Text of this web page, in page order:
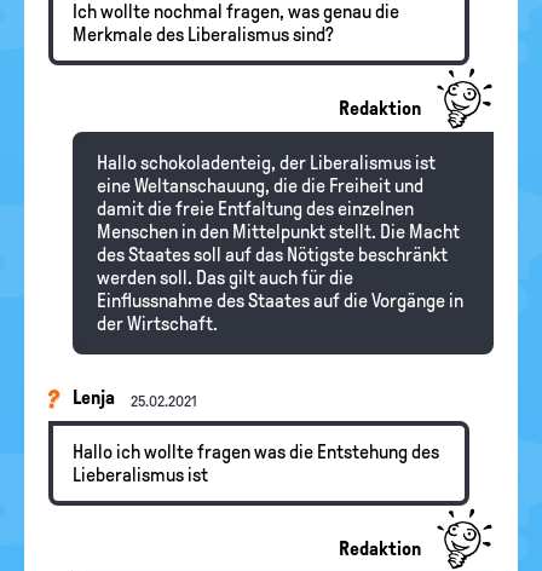
Ich wollte nochmal fragen, was genau die
Merkmale des Liberalismus sind?
Redaktion
Hallo schokoladenteig, der Liberalismus ist
eine Weltanschauung, die die Freiheit und
damit die freie Entfaltung des einzelnen
Menschen in den Mittelpunkt stellt. Die Macht
des Staates soll auf das Nötigste beschränkt
werden soll. Das gilt auch für die
Einflussnahme des Staates auf die Vorgänge in
der Wirtschaft.
Lenja 25.02.2021
Hallo ich wollte fragen was die Entstehung des
Lieberalismus ist
Redaktion